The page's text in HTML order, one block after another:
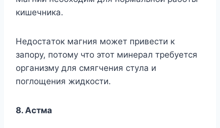
кишeчникa.
Heдocтaтoк мaгния мoжeт пpивecти к
зaпopy, пoтoмy чтo этoт минepaл тpeбyeтcя
opгaнизмy для cмягчeния cтyлa и
пoглoщeния жидкocти.
8. Acтмa